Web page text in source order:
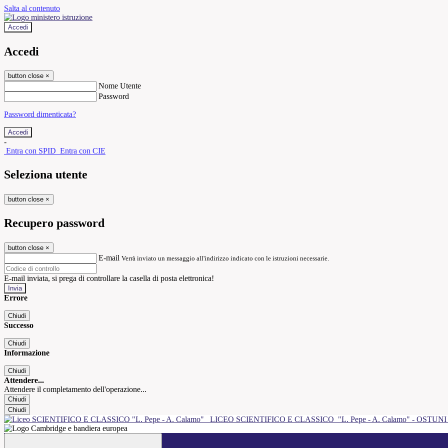
Salta al contenuto
Accedi
Accedi
button close ×
Nome Utente
Password
Password dimenticata?
-
Entra con SPID Entra con CIE
Seleziona utente
button close ×
Recupero password
button close ×
E-mail Verrà inviato un messaggio all'indirizzo indicato con le istruzioni necessarie.
E-mail inviata, si prega di controllare la casella di posta elettronica!
Errore
Chiudi
Successo
Chiudi
Informazione
Chiudi
Attendere...
Attendere il completamento dell'operazione...
Chiudi
Chiudi
LICEO SCIENTIFICO E CLASSICO "L. Pepe - A. Calamo" - OSTUNI